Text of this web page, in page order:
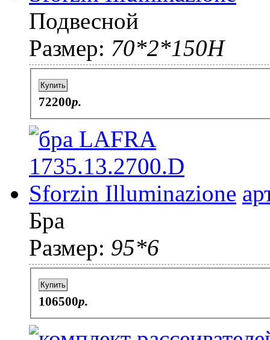
Подвесной
Размер: 70*2*150H
Купить
72200p.
Бра
Размер: 95*6
Купить
106500p.